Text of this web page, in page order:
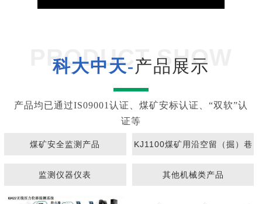
PRODUCT SHOW
科大中天-产品展示
产品均已通过IS09001认证、煤矿安标认证、“双软”认
证等
煤矿安全监测产品 KJ1100煤矿用沿空留（掘）巷
监测仪器仪表
其他机械类产品